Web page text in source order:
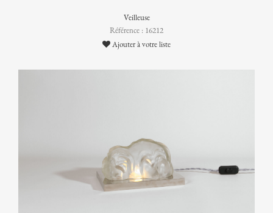
Veilleuse
Référence : 16212
Ajouter à votre liste